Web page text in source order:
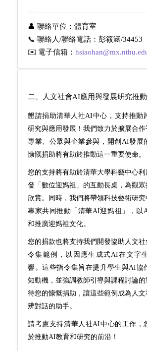
公共事務組等，將凸顯本校多元發展之特
👤 聯絡單位 ： 體育室
📞 聯絡人/聯絡電話： 彭筱涵/34453
✉️ 電子信箱：
二、人文社會AI應用與發展研究推動
懇請捐助清華人社AI中心，支持推動
研究與應用發展！我們致力於擴展合
專業、公眾與企業參與，開創 AI發展
慷慨捐助將有助於推動這一重要使命。
您的支持將有助於清華大學科藝中心
發「數位迎媽祖」的互動長桌，為觀
欣賞。同時，我們將帶領科技藝術研
專家共同推動「清華AI迎媽祖」，以
和推廣迎媽祖文化。
您的捐款也將支持我們開發協助人文
令集範例，以因應生成式AI在文字
響。這些指令集旨在提升學生與AI協
知動機，並強調教師引導與課程討論
待您的慷慨捐助，讓這些範例成為人
辨對話的助手。
請考慮支持清華人社AI中心的工作，
於推動AI教育和研究的前沿！